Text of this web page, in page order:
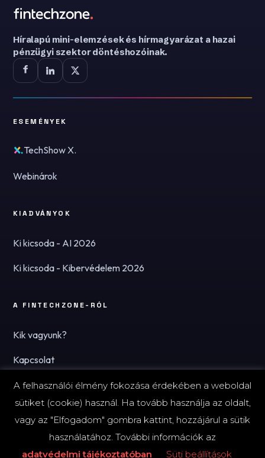
Híralapú mini-elemzések és hírmagyarázat a hazai
pénzügyi szektor döntéshozóinak.
ESEMÉNYEK
TechShow X.
Webinárok
KIADVÁNYOK
Ki kicsoda - AI 2026
Ki kicsoda - Kibervédelem 2026
A FINTECHZONE-RÓL
Kik vagyunk?
Kapcsolat
Hírlevél
© 2026 FinTechZone.hu - A FinTech Group Kft.
A felhasználói élmény fokozása érdekében a weboldal
sütiket (cookie) használ. Ha tovább használja az oldalt,
vagy az "Elfogadom" gombra kattint, hozzájárul a sütik
használatához. További információk az
adatvédelmi tájékoztatóban
Süti beállítások